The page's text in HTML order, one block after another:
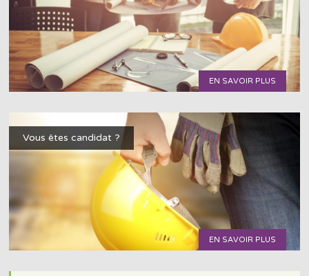
EN SAVOIR PLUS
Vous êtes candidat ?
EN SAVOIR PLUS